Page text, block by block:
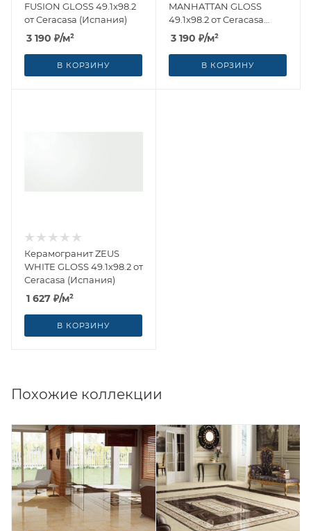
FUSION GLOSS 49.1x98.2
от Ceracasa (Испания)
3 190 ₽/м²
В КОРЗИНУ
MANHATTAN GLOSS
49.1x98.2 от Ceracasa
(Испания)
3 190 ₽/м²
В КОРЗИНУ
Керамогранит ZEUS
WHITE GLOSS 49.1x98.2 от
Ceracasa (Испания)
1 627 ₽/м²
В КОРЗИНУ
Похожие коллекции